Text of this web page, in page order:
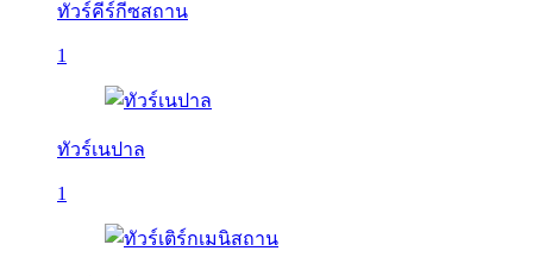
ทัวร์คีร์กีซสถาน
1
ทัวร์เนปาล
1